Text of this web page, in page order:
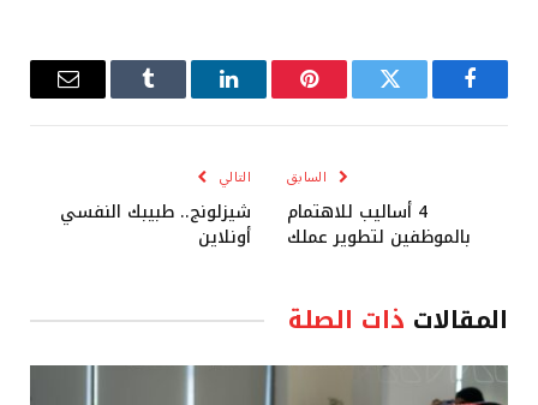
فيسبوك تويتر بينتيريستلينكدإن Tumblr
البريد
السابق
4 أساليب للاهتمام
بالموظفين لتطوير عملك
التالي
شيزلونج.. طبيبك النفسي
أونلاين
المقالات ذات الصلة